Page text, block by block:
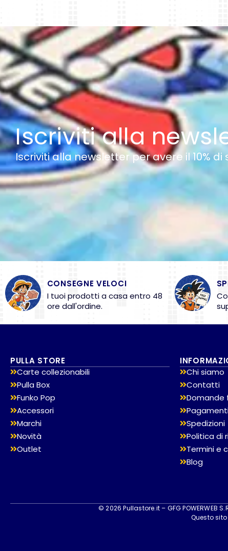
Iscriviti alla
Iscriviti alla newsletter per avere il 10% di
CONSEGNE VELOCI
I tuoi prodotti a casa entro 48
ore dall'ordine.
PULLA STORE
Carte collezionabili
Pulla Box
Funko Pop
Accessori
Marchi
Novità
Outlet
Chi siamo
Contatti
Domande
Spedizioni
Politica di
Termini e
Blog
© 2026 Pullastore.it – GFG POWERWEB
Questo